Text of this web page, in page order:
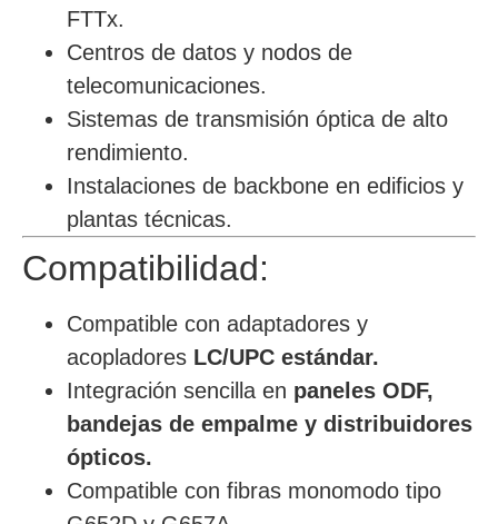
FTTx.
Centros de datos y nodos de
telecomunicaciones.
Sistemas de transmisión óptica de alto
rendimiento.
Instalaciones de backbone en edificios y
plantas técnicas.
Compatibilidad:
Compatible con adaptadores y
acopladores LC/UPC estándar.
Integración sencilla en paneles ODF,
bandejas de empalme y distribuidores
ópticos.
Compatible con fibras monomodo tipo